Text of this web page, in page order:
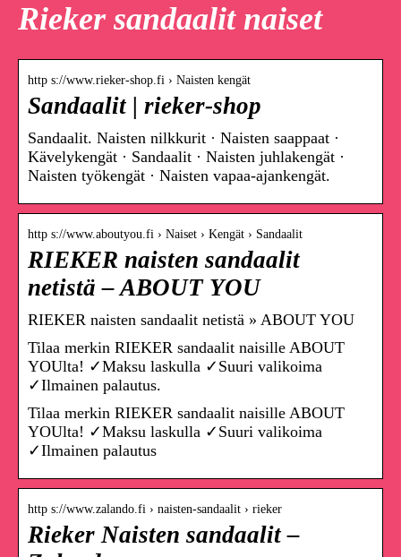
Rieker sandaalit naiset
http s://www.rieker-shop.fi › Naisten kengät
Sandaalit | rieker-shop
Sandaalit. Naisten nilkkurit · Naisten saappaat ·
Kävelykengät · Sandaalit · Naisten juhlakengät ·
Naisten työkengät · Naisten vapaa-ajankengät.
http s://www.aboutyou.fi › Naiset › Kengät › Sandaalit
RIEKER naisten sandaalit
netistä – ABOUT YOU
RIEKER naisten sandaalit netistä » ABOUT YOU
Tilaa merkin RIEKER sandaalit naisille ABOUT
YOUlta! ✓Maksu laskulla ✓Suuri valikoima
✓Ilmainen palautus.
Tilaa merkin RIEKER sandaalit naisille ABOUT
YOUlta! ✓Maksu laskulla ✓Suuri valikoima
✓Ilmainen palautus
http s://www.zalando.fi › naisten-sandaalit › rieker
Rieker Naisten sandaalit –